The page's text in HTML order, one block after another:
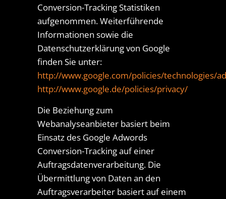
Conversion-Tracking Statistiken
aufgenommen. Weiterführende
Informationen sowie die
Datenschutzerklärung von Google
finden Sie unter:
http://www.google.com/policies/technologies/
http://www.google.de/policies/privacy/
Die Beziehung zum
Webanalyseanbieter basiert beim
Einsatz des Google Adwords
Conversion-Tracking auf einer
Auftragsdatenverarbeitung. Die
Übermittlung von Daten an den
Auftragsverarbeiter basiert auf einem